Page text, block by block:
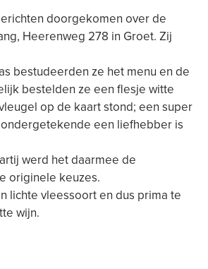
doorgekomen over de
Heerenweg 278 in Groet. Zij
bestudeerden ze het menu en de
bestelden ze een flesje witte
op de kaart stond; een super
een liefhebber is
werd het daarmee de
originele keuzes.
lichte vleessoort en dus prima te
wijn.